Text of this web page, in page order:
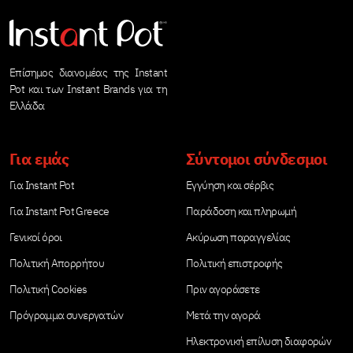
Επίσημος διανομέας της Instant
Pot και των Instant Brands για τη
Ελλάδα
Για εμάς
Για Instant Pot
Για Instant Pot Greece
Γενικοί όροι
Πολιτική Απορρήτου
Πολιτική Cookies
Πρόγραμμα συνεργατών
Σύντομοι σύνδεσμοι
Εγγύηση και σέρβις
Παράδοση και πληρωμή
Ακύρωση παραγγελίας
Πολιτική επιστροφής
Πριν αγοράσετε
Μετά την αγορά
Ηλεκτρονική επίλυση διαφορών